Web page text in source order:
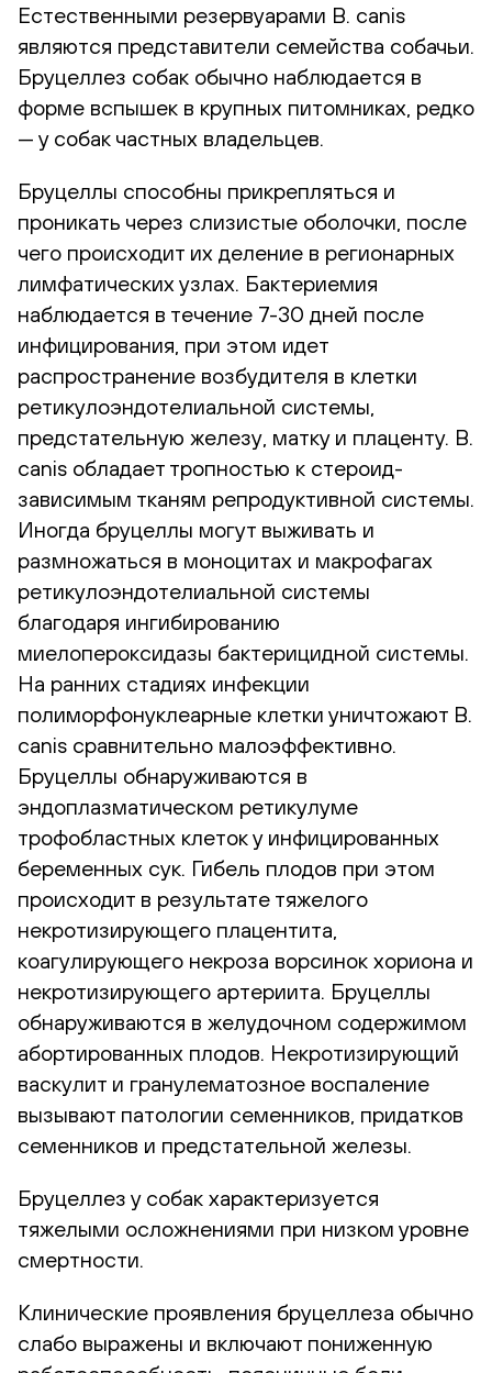
Естественными резервуарами B. canis
являются представители семейства собачьи.
Бруцеллез собак обычно наблюдается в
форме вспышек в крупных питомниках, редко
— у собак частных владельцев.
Бруцеллы способны прикрепляться и
проникать через слизистые оболочки, после
чего происходит их деление в регионарных
лимфатических узлах. Бактериемия
наблюдается в течение 7-30 дней после
инфицирования, при этом идет
распространение возбудителя в клетки
ретикулоэндотелиальной системы,
предстательную железу, матку и плаценту. B.
canis обладает тропностью к стероид-
зависимым тканям репродуктивной системы.
Иногда бруцеллы могут выживать и
размножаться в моноцитах и макрофагах
ретикулоэндотелиальной системы
благодаря ингибированию
миелопероксидазы бактерицидной системы.
На ранних стадиях инфекции
полиморфонуклеарные клетки уничтожают B.
canis сравнительно малоэффективно.
Бруцеллы обнаруживаются в
эндоплазматическом ретикулуме
трофобластных клеток у инфицированных
беременных сук. Гибель плодов при этом
происходит в результате тяжелого
некротизирующего плацентита,
коагулирующего некроза ворсинок хориона и
некротизирующего артериита. Бруцеллы
обнаруживаются в желудочном содержимом
абортированных плодов. Некротизирующий
васкулит и гранулематозное воспаление
вызывают патологии семенников, придатков
семенников и предстательной железы.
Бруцеллез у собак характеризуется
тяжелыми осложнениями при низком уровне
смертности.
Клинические проявления бруцеллеза обычно
слабо выражены и включают пониженную